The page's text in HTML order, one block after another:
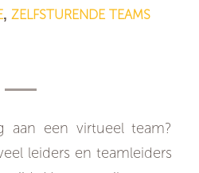
,ZELFSTURENDE TEAMS
aan een virtueel team?
leiders en teamleiders